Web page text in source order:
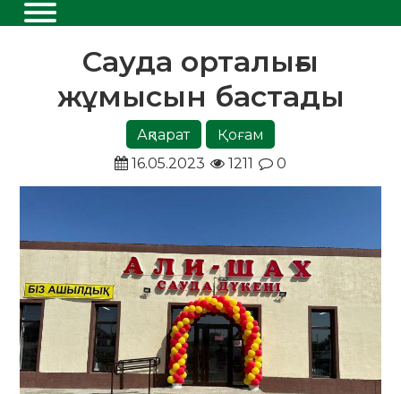
Сауда орталығы
жұмысын бастады
Ақпарат
Қоғам
16.05.2023
1211 0